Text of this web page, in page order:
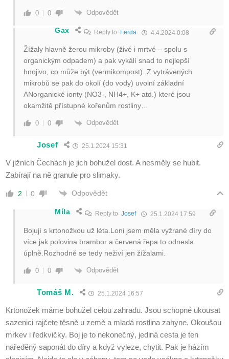
0 0 Odpovědět
Gax Reply to Ferda 4.4.2024 0:08
Žížaly hlavně žerou mikroby (živé i mrtvé – spolu s
organickým odpadem) a pak vykálí snad to nejlepší
hnojivo, co může být (vermikompost). Z vytrávených
mikrobů se pak do okolí (do vody) uvolní základní
ANorganické ionty (NO3-, NH4+, K+ atd.) které jsou
okamžitě přístupné kořenům rostliny…
0 0 Odpovědět
Josef 25.1.2024 15:31
V jižních Čechách je jich bohužel dost. A nesměly se hubit.
Zabírají na ně granule pro slimaky.
2 0 Odpovědět
Míla Reply to Josef 25.1.2024 17:59
Bojují s krtonožkou už léta.Loni jsem měla vyžrané díry do
více jak polovina brambor a červená řepa to odnesla
úplně.Rozhodně se tedy neživí jen žížalami.
0 0 Odpovědět
Tomáš M. 25.1.2024 16:57
Krtonožek máme bohužel celou zahradu. Jsou schopné ukousat
sazenici rajčete těsně u země a mladá rostlina zahyne. Okoušou
mrkev i ředkvičky. Boj je to nekonečný, jediná cesta je ten
naředěný saponát do díry a když vyleze, chytit. Pak je házím